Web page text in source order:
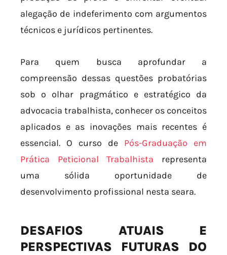
alegação de indeferimento com argumentos
técnicos e jurídicos pertinentes.
Para quem busca aprofundar a
compreensão dessas questões probatórias
sob o olhar pragmático e estratégico da
advocacia trabalhista, conhecer os conceitos
aplicados e as inovações mais recentes é
essencial. O curso de Pós-Graduação em
Prática Peticional Trabalhista representa
uma sólida oportunidade de
desenvolvimento profissional nesta seara.
DESAFIOS ATUAIS E
PERSPECTIVAS FUTURAS DO